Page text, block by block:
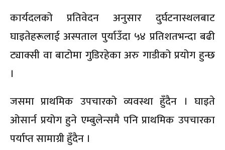
कार्यदलको प्रतिवेदन अनुसार दुर्घटनास्थलबाट
घाइतेहरूलाई अस्पताल पुर्याउँदा ५४ प्रतिशतभन्दा बढी
ट्याक्सी वा बाटोमा गुडिरहेका अरु गाडीको प्रयोग हुन्छ
।
जसमा प्राथमिक उपचारको व्यवस्था हुँदैन । घाइते
ओसार्न प्रयोग हुने एम्बुलेन्समै पनि प्राथमिक उपचारका
पर्याप्त सामाग्री हुँदैन ।